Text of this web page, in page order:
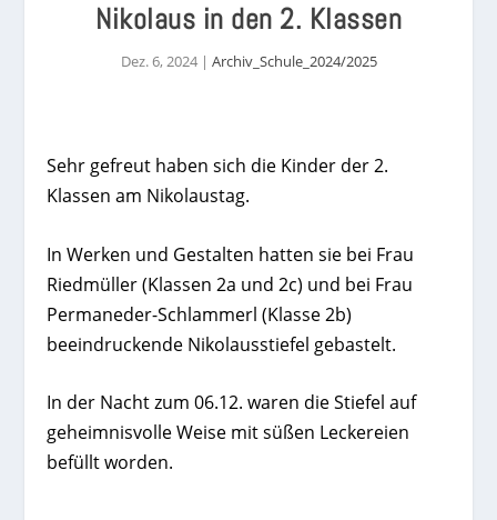
Nikolaus in den 2. Klassen
Dez. 6, 2024| Archiv_Schule_2024/2025
Sehr gefreut haben sich die Kinder der 2.
Klassen am Nikolaustag.
In Werken und Gestalten hatten sie bei Frau
Riedmüller (Klassen 2a und 2c) und bei Frau
Permaneder-Schlammerl (Klasse 2b)
beeindruckende Nikolausstiefel gebastelt.
In der Nacht zum 06.12. waren die Stiefel auf
geheimnisvolle Weise mit süßen Leckereien
befüllt worden.